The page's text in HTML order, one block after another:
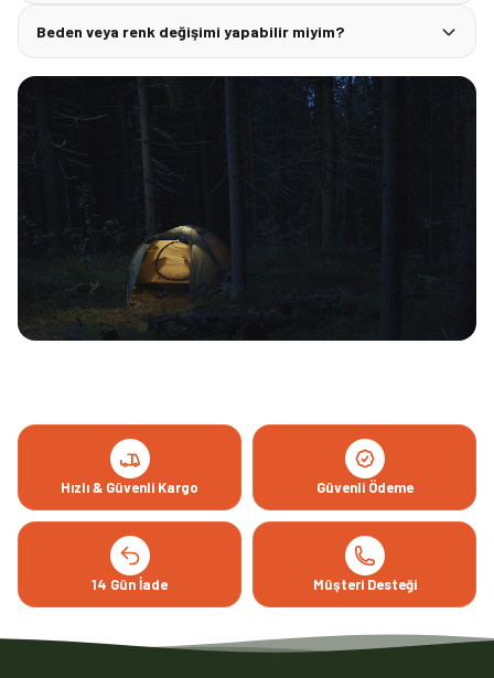
Beden veya renk değişimi yapabilir miyim?
Hızlı & Güvenli Kargo Güvenli Ödeme
14 Gün İade Müşteri Desteği